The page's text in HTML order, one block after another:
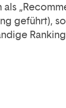
geführt),